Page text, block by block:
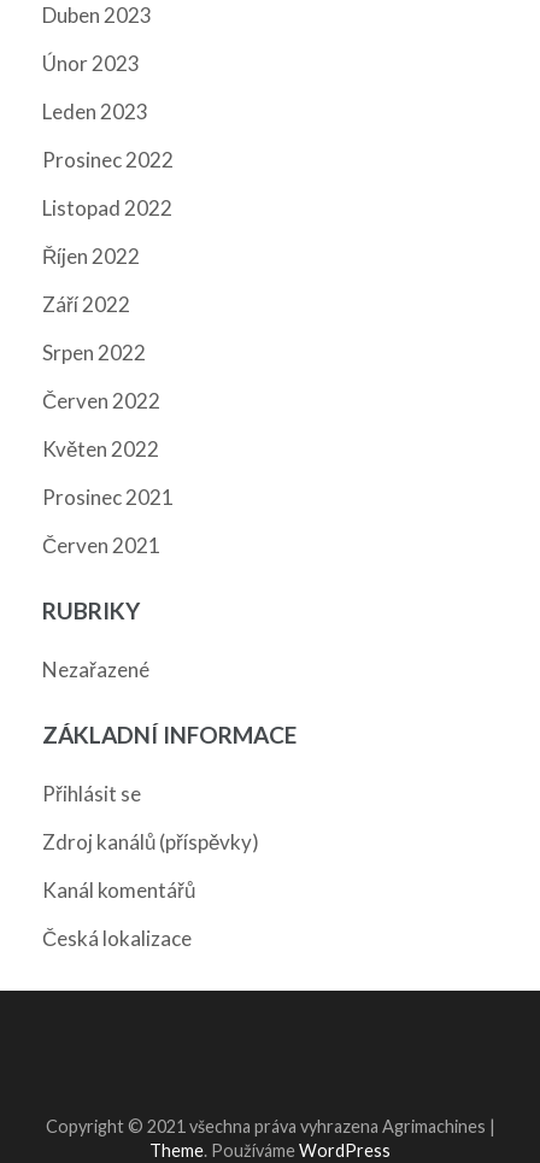
Duben 2023
Únor 2023
Leden 2023
Prosinec 2022
Listopad 2022
Říjen 2022
Září 2022
Srpen 2022
Červen 2022
Květen 2022
Prosinec 2021
Červen 2021
RUBRIKY
Nezařazené
ZÁKLADNÍ INFORMACE
Přihlásit se
Zdroj kanálů (příspěvky)
Kanál komentářů
Česká lokalizace
Copyright © 2021 všechna práva vyhrazena Agrimachines |
Theme. PoužívámeWordPress